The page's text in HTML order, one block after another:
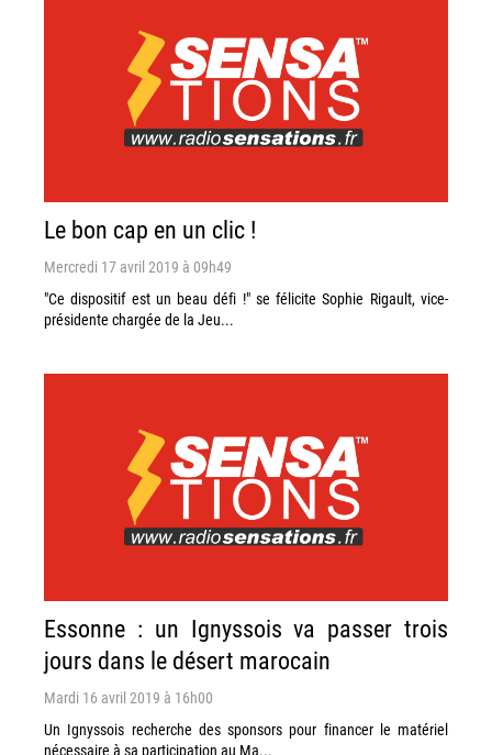
Le bon cap en un clic !
Mercredi 17 avril 2019 à 09h49
"Ce dispositif est un beau défi !" se félicite Sophie Rigault, vice-
présidente chargée de la Jeu...
Essonne : un Ignyssois va passer trois
jours dans le désert marocain
Mardi 16 avril 2019 à 16h00
Un Ignyssois recherche des sponsors pour financer le matériel
nécessaire à sa participation au Ma...